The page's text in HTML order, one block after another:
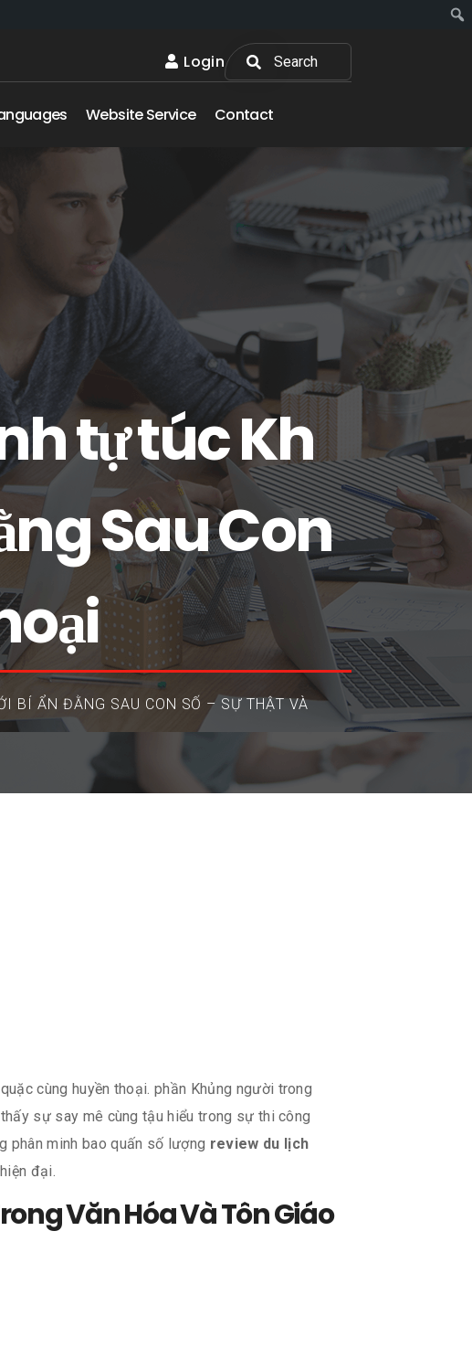
Login
Website Service Contact
tự túc Kh
Sau Con
BÍ ẨN ĐẰNG SAU CON SỐ – SỰ THẬT VÀ
cùng huyền thoại. phần Khủng người trong
sự say mê cùng tậu hiểu trong sự thi công
phân minh bao quấn số lượng review du lịch
đại.
Văn Hóa Và Tôn Giáo